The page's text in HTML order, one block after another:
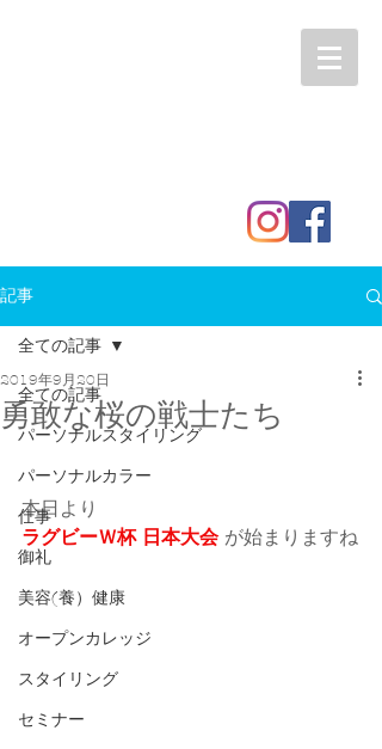
記事
全ての記事
パーソナルスタイリング
パーソナルカラー
仕事
御礼
美容(養）健康
オープンカレッジ
スタイリング
セミナー
全ての記事
勇敢な桜の戦士たち
2019年9月20日
本日より
ラグビーＷ杯 日本大会 が始まりますね